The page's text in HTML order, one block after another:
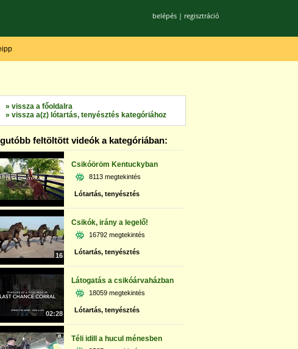
belépés| regisztráció
» vissza a főoldalra
» vissza a(z) lótartás, tenyésztés kategóriához
feltöltött videók a kategóriában:
16
Csikóöröm Kentuckyban
8113 megtekintés
Lótartás, tenyésztés
02:28
Csikók, irány a legelő!
16792 megtekintés
Lótartás, tenyésztés
Látogatás a csikóárvaházban
18059 megtekintés
Lótartás, tenyésztés
Téli idill a hucul ménesben